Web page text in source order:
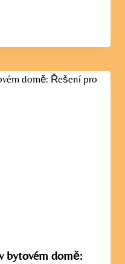
bytovém domě: